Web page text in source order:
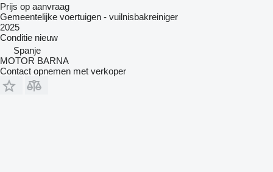
Prijs op aanvraag
Gemeentelijke voertuigen - vuilnisbakreiniger
2025
Conditie nieuw
Spanje
MOTOR BARNA
Contact opnemen met verkoper